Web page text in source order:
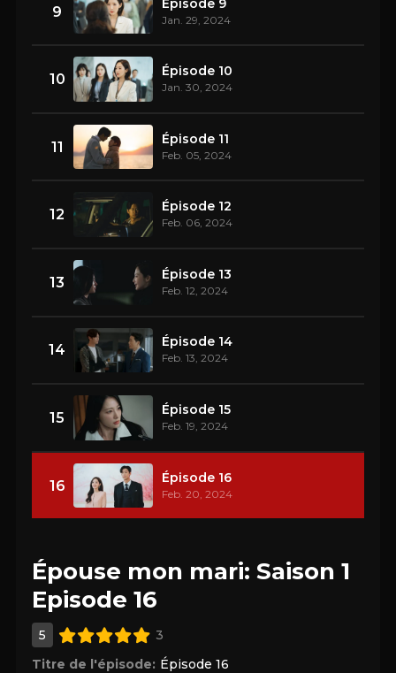
9 Jan. 29, 2024
10 Épisode 10
Jan. 30, 2024
11 Épisode 11
Feb. 05, 2024
12 Épisode 12
Feb. 06, 2024
13 Épisode 13
Feb. 12, 2024
14 Épisode 14
Feb. 13, 2024
15 Épisode 15
Feb. 19, 2024
16 Épisode 16
Feb. 20, 2024
Épouse mon mari: Saison 1
Episode 16
5
3
Titre de l'épisode: Épisode 16